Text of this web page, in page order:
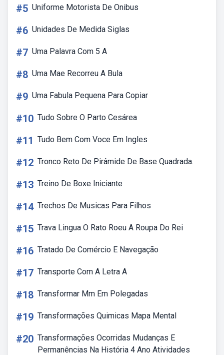
#5 Uniforme Motorista De Onibus
#6 Unidades De Medida Siglas
#7 Uma Palavra Com 5 A
#8 Uma Mae Recorreu A Bula
#9 Uma Fabula Pequena Para Copiar
#10 Tudo Sobre O Parto Cesárea
#11 Tudo Bem Com Voce Em Ingles
#12 Tronco Reto De Pirâmide De Base Quadrada.
#13 Treino De Boxe Iniciante
#14 Trechos De Musicas Para Filhos
#15 Trava Lingua O Rato Roeu A Roupa Do Rei
#16 Tratado De Comércio E Navegação
#17 Transporte Com A Letra A
#18 Transformar Mm Em Polegadas
#19 Transformações Quimicas Mapa Mental
#20 Transformações Ocorridas Mudanças E
Permanências Na História 4 Ano Atividades